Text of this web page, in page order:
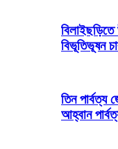
বিভূতিভূষন
তিন পার্বত্য
আহ্বান